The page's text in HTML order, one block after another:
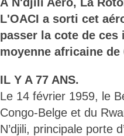
L'OACI a sorti cet
passer la cote de ces
moyenne africaine de
IL Y A 77 ANS.
Le 14 février 1959, le
Congo-Belge et du
N’djili, principale porte